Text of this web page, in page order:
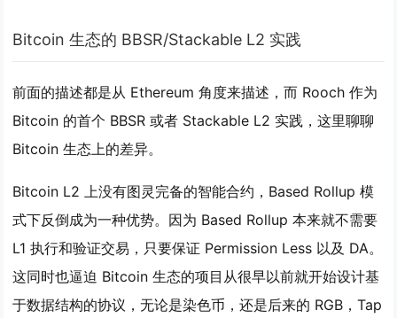
Bitcoin 生态的 BBSR/Stackable L2 实践
前面的描述都是从 Ethereum 角度来描述，而 Rooch 作为
Bitcoin 的首个 BBSR 或者 Stackable L2 实践，这里聊聊
Bitcoin 生态上的差异。
Bitcoin L2 上没有图灵完备的智能合约，Based Rollup 模
式下反倒成为一种优势。因为 Based Rollup 本来就不需要
L1 执行和验证交易，只要保证 Permission Less 以及 DA。
这同时也逼迫 Bitcoin 生态的项目从很早以前就开始设计基
于数据结构的协议，无论是染色币，还是后来的 RGB，Tap